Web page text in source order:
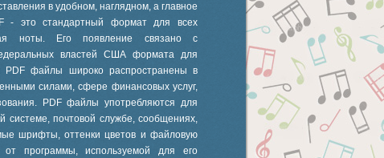
в удобном, наглядном, а главное
- это стандартный формат для всех
ноты. Его появление связано с
властей США формата для
PDF файлы широко распространены в
силами, сфере финансовых услуг,
PDF файлы употребляются для
системе, почтовой службе, сообщениях,
шрифты, оттенки цветов и файловую
от программы, используемой для его